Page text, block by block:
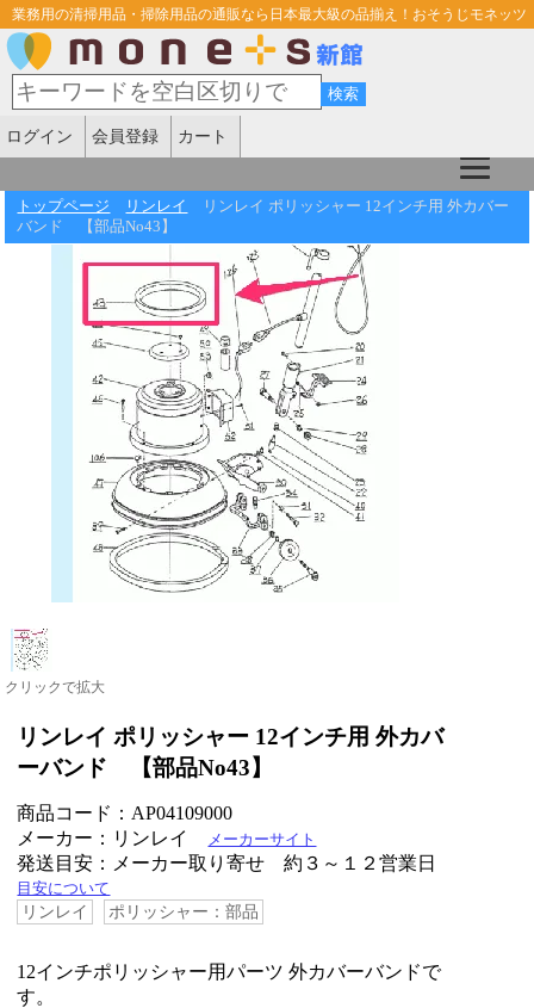
業務用の清掃用品・掃除用品の通販なら日本最大級の品揃え！おそうじモネッツ
ログイン 会員登録 カート
トップページ リンレイ
リンレイ ポリッシャー 12インチ用 外カバー
バンド 【部品No43】
クリックで拡大
リンレイ ポリッシャー 12インチ用 外カバ
ーバンド 【部品No43】
商品コード：AP04109000
メーカー：リンレイ
メーカーサイト
発送目安：メーカー取り寄せ 約３～１２営業日
目安について
リンレイ ポリッシャー：部品
12インチポリッシャー用パーツ 外カバーバンドで
す。